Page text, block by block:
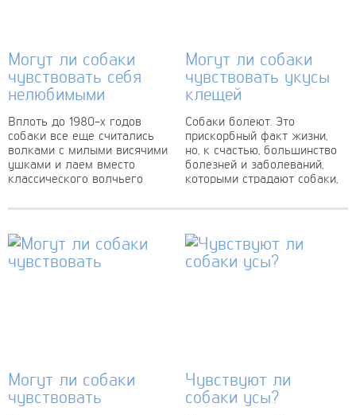
Могут ли собаки
чувствовать себя
нелюбимыми
Вплоть до 1980-х годов
собаки все еще считались
волками с милыми висячими
ушками и лаем вместо
классического волчьего
мягкими глазами, которого...
Могут ли собаки
чувствовать укусы
клещей
Собаки болеют. Это
прискорбный факт жизни,
но, к счастью, большинство
болезней и заболеваний,
которыми страдают собаки,
собаки обычно «говорят»
Могут ли собаки
чувствовать
Чувствуют ли
собаки усы?